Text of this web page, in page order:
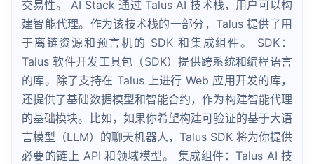
交易性。 AI Stack 通过 Talus AI 技术栈，用户可以构
建智能代理。作为该技术栈的一部分，Talus 提供了用
于离链资源和预言机的 SDK 和集成组件。 SDK：
Talus 软件开发工具包（SDK）提供跨系统和编程语言
的库。除了支持在 Talus 上进行 Web 应用开发的库，
还提供了基础数据模型和智能合约，作为构建智能代理
的基础模块。比如，如果你希望构建可验证的基于大语
言模型（LLM）的聊天机器人，Talus SDK 将为你提供
必要的链上 API 和领域模型。 集成组件：Talus AI 技